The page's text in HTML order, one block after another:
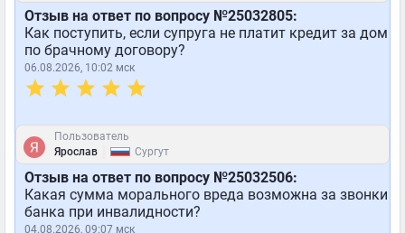
Отзыв на ответ по вопросу №25032805:
Как поступить, если супруга не платит кредит за дом
по брачному договору?
06.08.2026, 10:02 мск
Пользователь
Ярослав
Сургут
Отзыв на ответ по вопросу №25032506:
Какая сумма морального вреда возможна за звонки
банка при инвалидности?
04.08.2026, 09:07 мск